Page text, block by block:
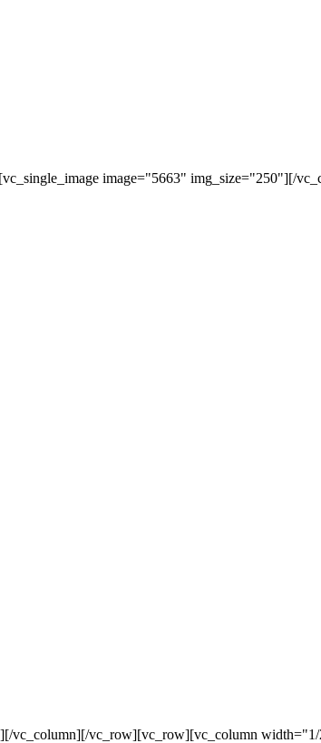
image="5663" img_size="250"][/
vc_column][/vc_row][vc_row][vc_column